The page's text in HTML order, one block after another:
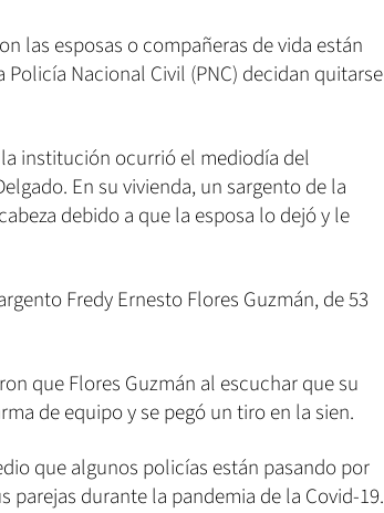
las esposas o compañeras de vida están
Nacional Civil (PNC) decidan quitarse
institución ocurrió el mediodía del
En su vivienda, un sargento de la
debido a que la esposa lo dejó y le
Fredy Ernesto Flores Guzmán, de 53
que Flores Guzmán al escuchar que su
de equipo y se pegó un tiro en la sien.
que algunos policías están pasando por
parejas durante la pandemia de la Covid-19.